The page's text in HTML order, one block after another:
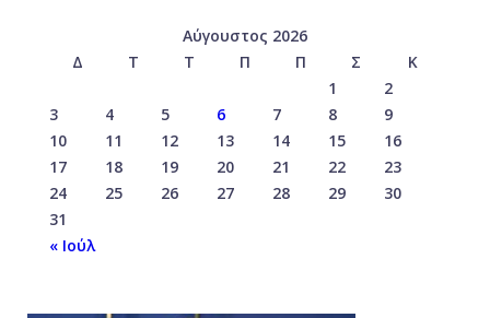
Αύγουστος 2026
Δ
Τ Τ Π Π Σ
Κ
1
2
3
4 5 6 7 8
9
10
11 12 13 14 15
16
17
18 19 20 21 22
23
24
25 26 27 28 29
30
31
« Ιούλ